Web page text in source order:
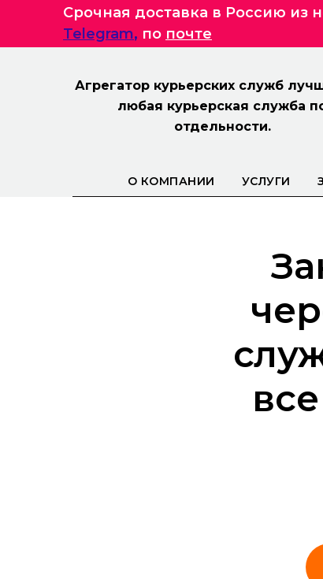
Срочная доставка в Россию из
Telegram, по почте
Агрегатор курьерских служб
любая курьерская служба
отдельности.
О КОМПАНИИ УСЛУГИ